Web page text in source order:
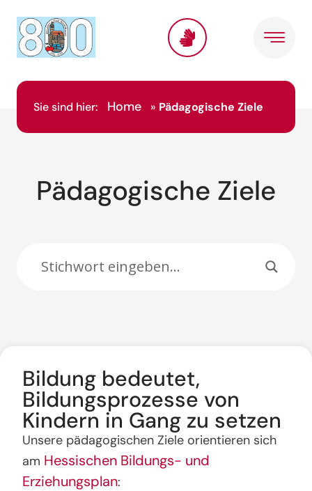
springen
Sie sind hier: Home » Pädagogische Ziele
Pädagogische Ziele
Bildung bedeutet,
Bildungsprozesse von
Kindern in Gang zu setzen
Unsere pädagogischen Ziele orientieren sich
am Hessischen Bildungs- und
Erziehungsplan: